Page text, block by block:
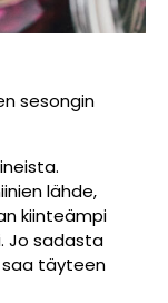
sesongin
lähde,
kiinteämpi
Jo sadasta
täyteen